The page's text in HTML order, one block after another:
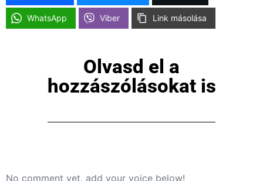
WhatsApp Viber Link másolása
Olvasd el a
hozzászólásokat is
No comment yet, add your voice below!